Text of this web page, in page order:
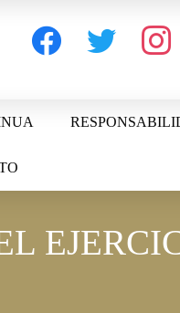
facebook twitter instagram